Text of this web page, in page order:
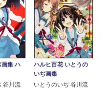
画集 ハ
谷川流
ハルヒ百花 いとうの
いぢ画集
いとうのいぢ 谷川流